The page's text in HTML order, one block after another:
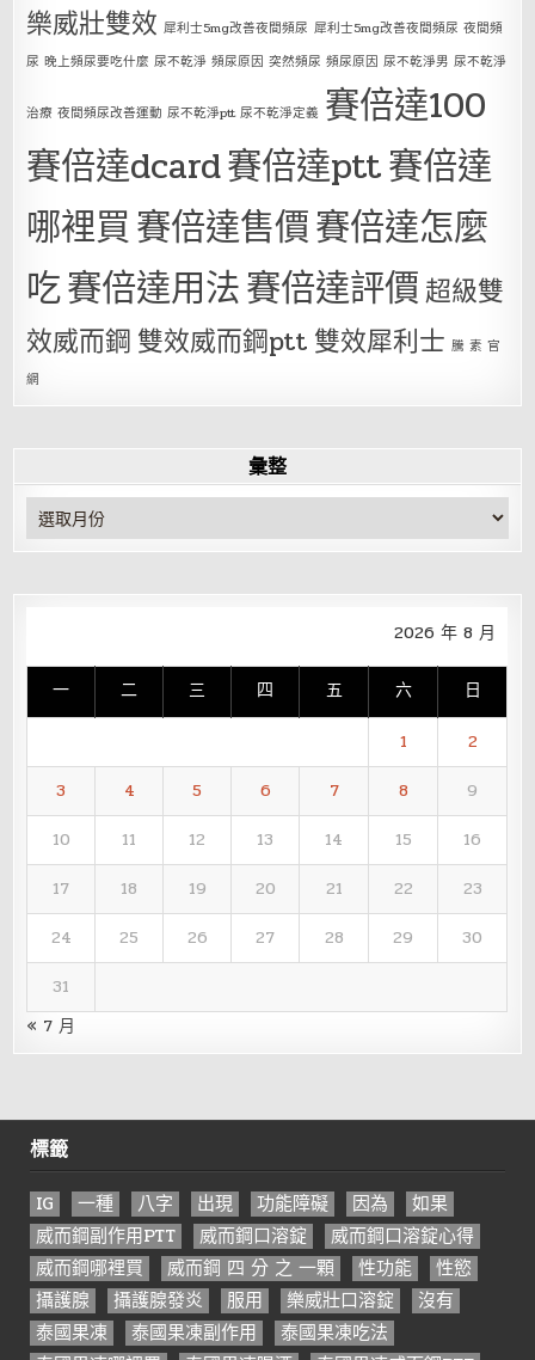
樂威壯雙效 犀利士5mg改善夜間頻尿 犀利士5mg改善夜間頻尿 夜間頻
尿 晚上頻尿要吃什麼 尿不乾淨 頻尿原因 突然頻尿 頻尿原因 尿不乾淨男 尿不乾淨
治療 夜間頻尿改善運動 尿不乾淨ptt 尿不乾淨定義 賽倍達100
賽倍達dcard賽倍達ptt賽倍達
哪裡買賽倍達售價賽倍達怎麼
吃賽倍達用法賽倍達評價超級雙
效威而鋼 雙效威而鋼ptt 雙效犀利士 騰 素 官
網
彙整
彙
整
2026 年 8 月
一 二 三 四 五 六 日
1
2
3
4 5 6 7 8
9
10
11 12 13 14 15
16
17
18 19 20 21 22
23
24
25 26 27 28 29
30
31
« 7 月
標籤
IG 一種 八字 出現 功能障礙 因為
如果
威而鋼副作用PTT
威而鋼口溶錠
威而鋼口溶錠心得
威而鋼哪裡買
威而鋼 四 分 之 一顆 性功能
性慾
攝護腺
攝護腺發炎 服用 樂威壯口溶錠
沒有
泰國果凍
泰國果凍副作用
泰國果凍吃法